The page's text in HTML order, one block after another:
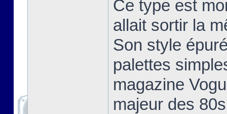
Ce type est
allait sortir la
Son style
palettes
magazine
majeur des